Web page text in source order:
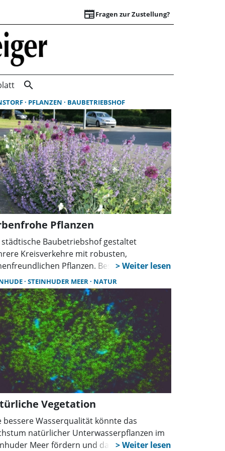
newspaperFragen zur Zustellung?
Suchergebnisse |
search
PFLANZEN BAUBETRIEBSHOF
Pflanzen
städtische Baubetriebshof gestaltet
Kreisverkehre mit robusten,
Pflanzen. Besonders am
King“-Kreisel fallen Zierlauch und
ins Auge. Die mehrjährigen
überzeugen durch Farbe,
und geringe Pflege.
STEINHUDER MEER NATUR
Vegetation
bessere Wasserqualität könnte das
natürlicher Unterwasserpflanzen im
Meer fördern und damit die